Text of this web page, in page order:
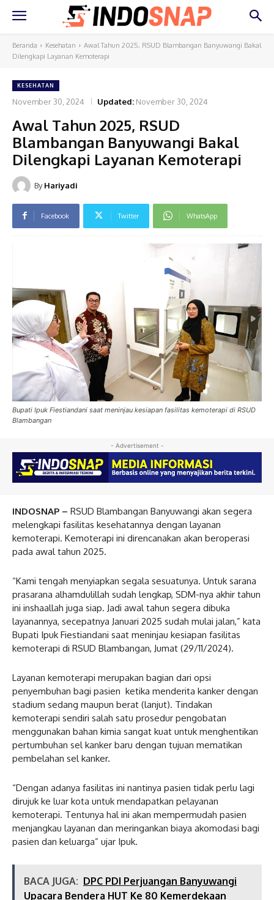
Beranda Kesehatan
Awal Tahun 2025, RSUD Blambangan Banyuwangi Bakal
Dilengkapi Layanan Kemoterapi
KESEHATAN
November 30, 2024 Updated: November 30, 2024
Awal Tahun 2025, RSUD
Blambangan Banyuwangi Bakal
Dilengkapi Layanan Kemoterapi
By Hariyadi
Facebook Twitter WhatsApp
Bupati Ipuk Fiestiandani saat meninjau kesiapan fasilitas kemoterapi di RSUD
Blambangan
- Advertisement -
INDOSNAP – RSUD Blambangan Banyuwangi akan segera
melengkapi fasilitas kesehatannya dengan layanan
kemoterapi. Kemoterapi ini direncanakan akan beroperasi
pada awal tahun 2025.
“Kami tengah menyiapkan segala sesuatunya. Untuk sarana
prasarana alhamdulillah sudah lengkap, SDM-nya akhir tahun
ini inshaallah juga siap. Jadi awal tahun segera dibuka
layanannya, secepatnya Januari 2025 sudah mulai jalan,” kata
Bupati Ipuk Fiestiandani saat meninjau kesiapan fasilitas
kemoterapi di RSUD Blambangan, Jumat (29/11/2024).
Layanan kemoterapi merupakan bagian dari opsi
penyembuhan bagi pasien ketika menderita kanker dengan
stadium sedang maupun berat (lanjut). Tindakan
kemoterapi sendiri salah satu prosedur pengobatan
menggunakan bahan kimia sangat kuat untuk menghentikan
pertumbuhan sel kanker baru dengan tujuan mematikan
pembelahan sel kanker.
“Dengan adanya fasilitas ini nantinya pasien tidak perlu lagi
dirujuk ke luar kota untuk mendapatkan pelayanan
kemoterapi. Tentunya hal ini akan mempermudah pasien
menjangkau layanan dan meringankan biaya akomodasi bagi
pasien dan keluarga” ujar Ipuk.
BACA JUGA: DPC PDI Perjuangan Banyuwangi
Upacara Bendera HUT Ke 80 Kemerdekaan